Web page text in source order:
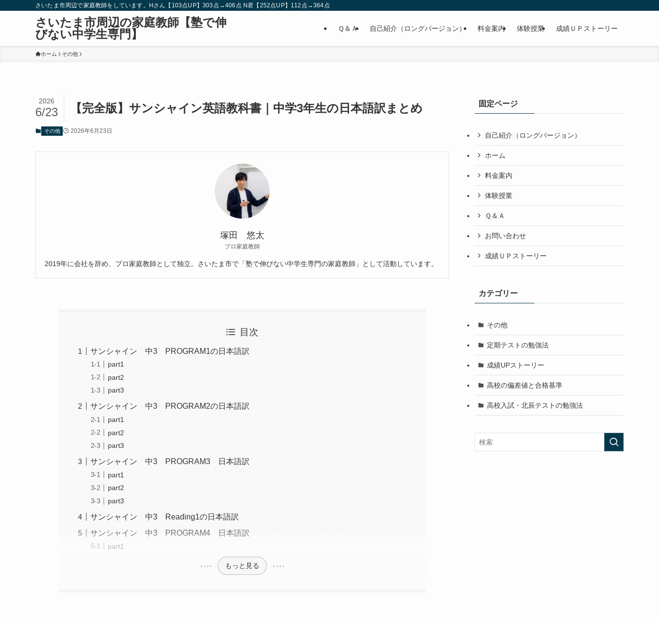
さいたま市周辺で家庭教師をしています。Hさん【103点UP】303点→406点 N君【252点UP】112点→364点 Mさん 328点→424点【96点UP】 S君【166点UP】 86点→252点
さいたま市周辺の家庭教師【塾で伸
びない中学生専門】
Ｑ＆Ａ 自己紹介（ロングバージョン） 料金案内 体験授業 成績ＵＰストーリー
ホーム その他
【完全版】サンシャイン英語教科書｜中学3年生の日本語訳まとめ
2026
6/23
その他 2026年6月23日
塚田 悠太
プロ家庭教師
2019年に会社を辞め、プロ家庭教師として独立。さいたま市で「塾で伸びない中学生専門の家庭教師」として活動しています。
目次
サンシャイン 中3 PROGRAM1の日本語訳
part1
part2
part3
サンシャイン 中3 PROGRAM2の日本語訳
part1
part2
part3
サンシャイン 中3 PROGRAM3 日本語訳
part1
part2
part3
サンシャイン 中3 Reading1の日本語訳
サンシャイン 中3 PROGRAM4 日本語訳
part1
もっと見る
固定ページ
自己紹介（ロングバージョン）
ホーム
料金案内
体験授業
Ｑ＆Ａ
お問い合わせ
成績ＵＰストーリー
カテゴリー
その他
定期テストの勉強法
成績UPストーリー
高校の偏差値と合格基準
高校入試・北辰テストの勉強法